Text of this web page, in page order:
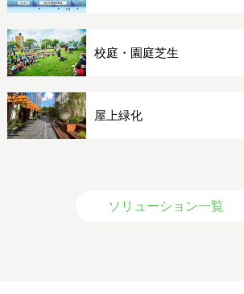
校庭・園庭芝生
屋上緑化
ソリューション一覧